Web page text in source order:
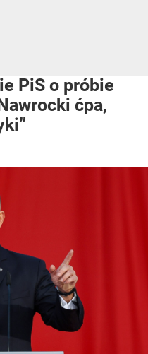
PiS o próbie
ćpa,